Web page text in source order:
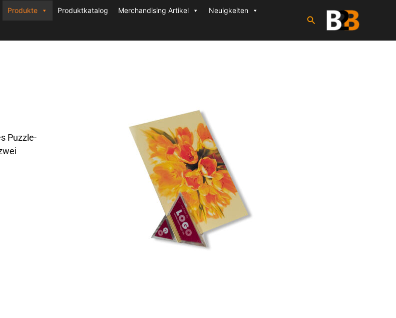
Produkte Produktkatalog Merchandising Artikel Neuigkeiten
Suchen
Puzzle-